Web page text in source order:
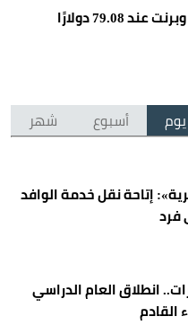
79.08 دولارًا
يوم أسبوع شهر
إتاحة نقل خدمة الوافد
فرد
4 إدارات.. انطلاق العام الدراسي
القادم